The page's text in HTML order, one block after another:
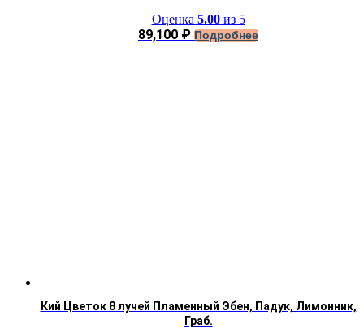
Оценка 5.00из 5
89,100 ₽ Подробнее
Кий Цветок 8 лучей Пламенный Эбен, Падук, Лимонник,
Граб.